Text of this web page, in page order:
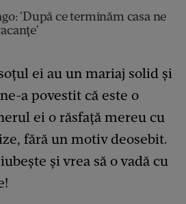
'După ce terminăm casa ne
ei au un mariaj solid și
a povestit că este o
ei o răsfață mereu cu
fără un motiv deosebit.
și vrea să o vadă cu